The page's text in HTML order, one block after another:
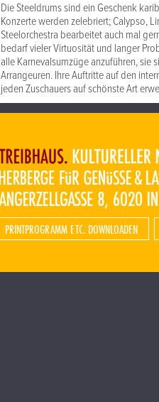
Die Steeldrums sind ein Geschenk
Konzerte werden zelebriert; Calypso,
Steelorchestra bearbeitet auch mal
bedarf vieler Virtuosität und langer
alle Karnevalsumzüge anzuführen, sie
Arrangeuren. Ihre Auftritte auf den
jeden Zuschauers auf schönste Art
PRINTPROGRAMM ETC. DOWNLOADEN